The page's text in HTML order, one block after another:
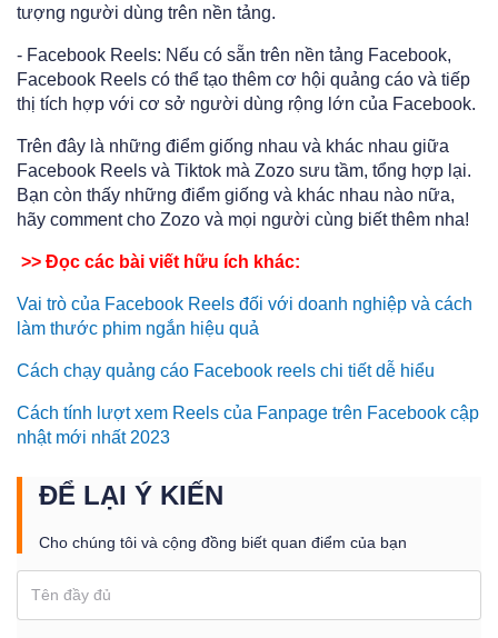
tượng người dùng trên nền tảng.
- Facebook Reels: Nếu có sẵn trên nền tảng Facebook,
Facebook Reels có thể tạo thêm cơ hội quảng cáo và tiếp
thị tích hợp với cơ sở người dùng rộng lớn của Facebook.
Trên đây là những điểm giống nhau và khác nhau giữa
Facebook Reels và Tiktok mà Zozo sưu tầm, tổng hợp lại.
Bạn còn thấy những điểm giống và khác nhau nào nữa,
hãy comment cho Zozo và mọi người cùng biết thêm nha!
>> Đọc các bài viết hữu ích khác:
Vai trò của Facebook Reels đối với doanh nghiệp và cách
làm thước phim ngắn hiệu quả
Cách chạy quảng cáo Facebook reels chi tiết dễ hiểu
Cách tính lượt xem Reels của Fanpage trên Facebook cập
nhật mới nhất 2023
ĐỂ LẠI Ý KIẾN
Cho chúng tôi và cộng đồng biết quan điểm của bạn